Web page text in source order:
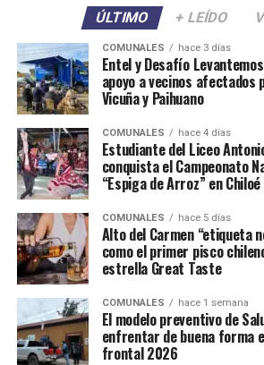
ÚLTIMO + LEÍDO
COMUNALES hace 3 días
Entel y Desafío
apoyo a vecinos afectados
Vicuña y Paihuano
COMUNALES hace 4 días
Estudiante del Liceo
conquista el Campeonato
“Espiga de Arroz” en Chiloé
COMUNALES hace 5 días
Alto del Carmen “etiqueta
como el primer pisco
estrella Great Taste
COMUNALES hace 1 semana
El modelo preventivo de
enfrentar de buena forma
frontal 2026